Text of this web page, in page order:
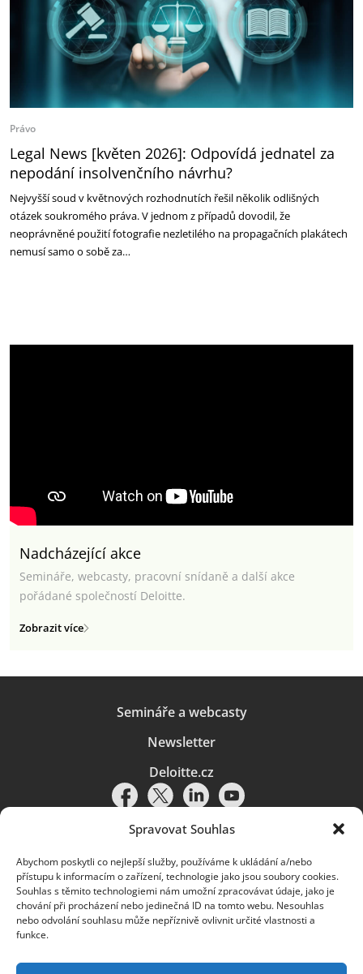
Spravovat Souhlas
Abychom poskytli co nejlepší služby, používáme k ukládání a/nebo
přístupu k informacím o zařízení, technologie jako jsou soubory cookies.
Souhlas s těmito technologiemi nám umožní zpracovávat údaje, jako je
chování při procházení nebo jedinečná ID na tomto webu. Nesouhlas
nebo odvolání souhlasu může nepříznivě ovlivnit určité vlastnosti a
funkce.
Právo
Legal News [květen 2026]: Odpovídá jednatel za
nepodání insolvenčního návrhu?
Nejvyšší soud v květnových rozhodnutích řešil několik odlišných
otázek soukromého práva. V jednom z případů dovodil, že
neoprávněné použití fotografie nezletilého na propagačních plakátech
nemusí samo o sobě za…
Nadcházející akce
Semináře, webcasty, pracovní snídaně a další akce
pořádané společností Deloitte.
Zobrazit více
Semináře a webcasty
Newsletter
Deloitte.cz
Pravidla používání|Ochrana osobních údajů|Soubory cookies |
Deloitte.cz
© 2026. Více informací najdete vPravidlech používání.
Deloitte označuje jednu či více společností globální sítě členských
a přidružené subjekty (souhrnně „organizace Deloitte“). Společnost DTTL